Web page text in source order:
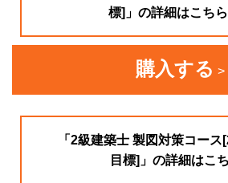
標]」の詳細はこちら
購入する
「2級建築士 製図対策コー
目標]」の詳細はこ